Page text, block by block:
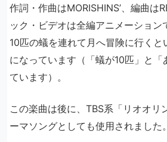
作詞・作曲はMORISHINS’、編曲は
ック・ビデオは全編アニメーション
10匹の蟻を連れて月へ冒険に行くと
になっています（「蟻が10匹」と「
ています）。
この楽曲は後に、TBS系「リオオリ
ーマソングとしても使用されました。